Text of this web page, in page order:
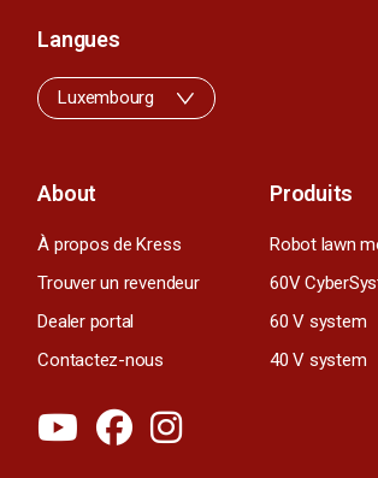
About
À propos de Kress
Trouver un revendeur
Dealer portal
Contactez-nous
Produits
Robot lawn
60V
60 V system
40 V system
Langues
Luxembourg